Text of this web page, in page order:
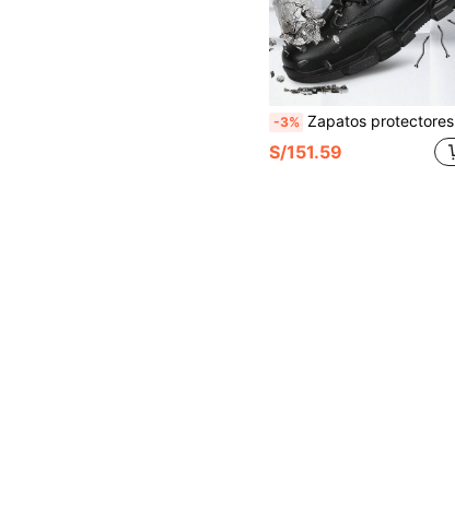
-3% Zapatos protectores de mujer de caña alta, anti-aplastamiento, anti-perforación, serie de trabajo y casual, parte superior de cuero, suela de goma blanda, de moda, adecuados para todas las estaciones, zapatos de trabajo funcionales
S/151.59